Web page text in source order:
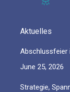
Aktuelles
Abschlussfeier
June 25, 2026
Strategie,